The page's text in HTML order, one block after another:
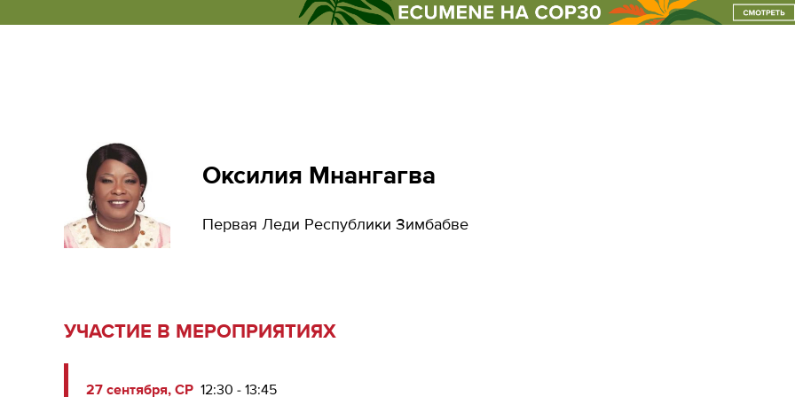
ecumene форум форматы оон клуб
Оксилия Мнангагва
Первая Леди Республики Зимбабве
УЧАСТИЕ В МЕРОПРИЯТИЯХ
27 сентября, СР 12:30 - 13:45